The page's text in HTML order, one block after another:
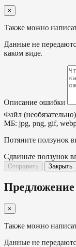
×
Также можно
Данные не
каком виде.
Описание ошибки
Файл (необязательно)
МБ: jpg, png, gif,
Потяните ползунок
Сдвиньте ползунок
Отправить Закрыть
×
Также можно
Данные не